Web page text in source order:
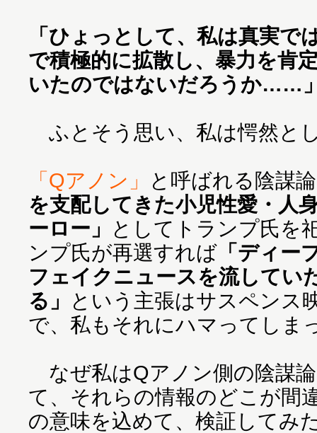
「ひょっとして、私は真実で
で積極的に拡散し、暴力を肯
いたのではないだろうか……
ふとそう思い、私は愕然と
「Qアノン」
と呼ばれる陰謀
を支配してきた小児性愛・人
ーロー」
としてトランプ氏を
ンプ氏が再選すれば 「ディー
フェイクニュースを流してい
る」
という主張はサスペンス
で、私もそれにハマってしま
なぜ私はQアノン側の陰謀
て、それらの情報のどこが間
の意味を込めて、検証してみ